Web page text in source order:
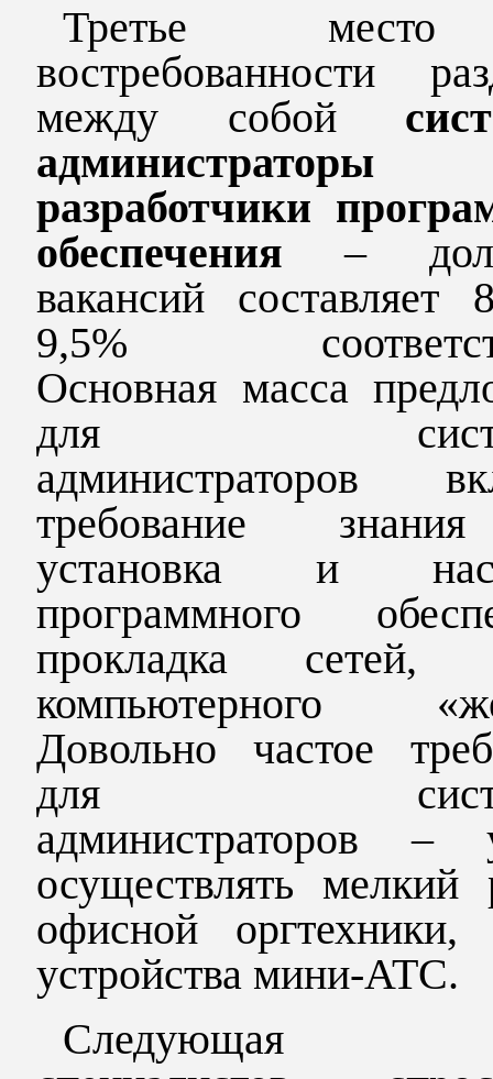
Третье
востребованности
между собой
администраторы
разработчики
обеспечения –
вакансий составляет
9,5%
Основная масса
для
администраторов
требование
установка и
программного
прокладка сетей,
компьютерного
Довольно частое
для
администраторов –
осуществлять мелкий
офисной оргтехники,
устройства мини-АТС.
Следующая